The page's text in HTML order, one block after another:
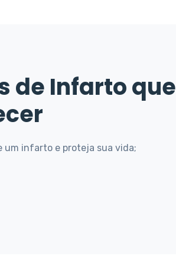
de Infarto que
um infarto e proteja sua vida;